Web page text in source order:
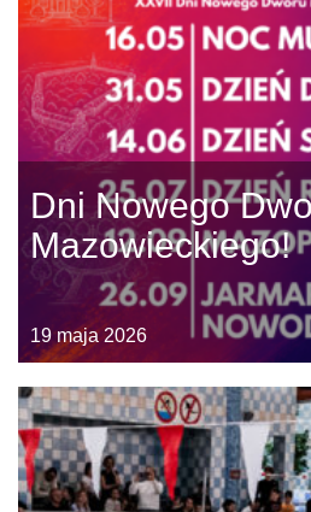
Dni Nowego
Mazowieckiego!
19 maja 2026